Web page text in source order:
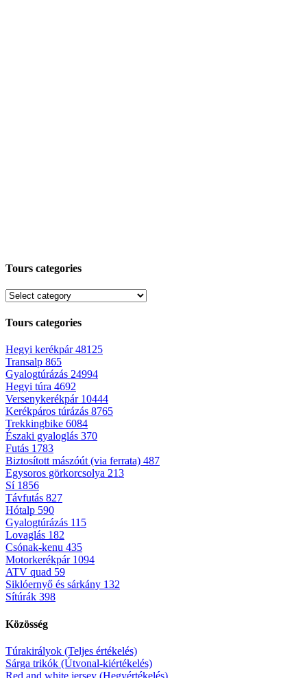
Tours categories
Tours categories
Hegyi kerékpár48125
Transalp 865
Gyalogtúrázás 24994
Hegyi túra 4692
Versenykerékpár 10444
Kerékpáros túrázás 8765
Trekkingbike 6084
Északi gyaloglás 370
Futás 1783
Biztosított mászóút (via ferrata) 487
Egysoros görkorcsolya 213
Sí 1856
Távfutás 827
Hótalp 590
Gyalogtúrázás 115
Lovaglás 182
Csónak-kenu 435
Motorkerékpár 1094
ATV quad 59
Siklóernyő és sárkány 132
Sítúrák 398
Közösség
Túrakirályok (Teljes értékelés)
Sárga trikók (Útvonal-kiértékelés)
Red and white jersey (Hegyértékelés)